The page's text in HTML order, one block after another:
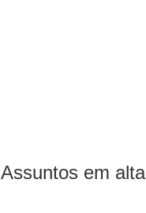
Assuntos em alta